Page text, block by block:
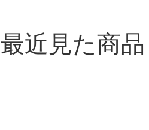
最近見た商品